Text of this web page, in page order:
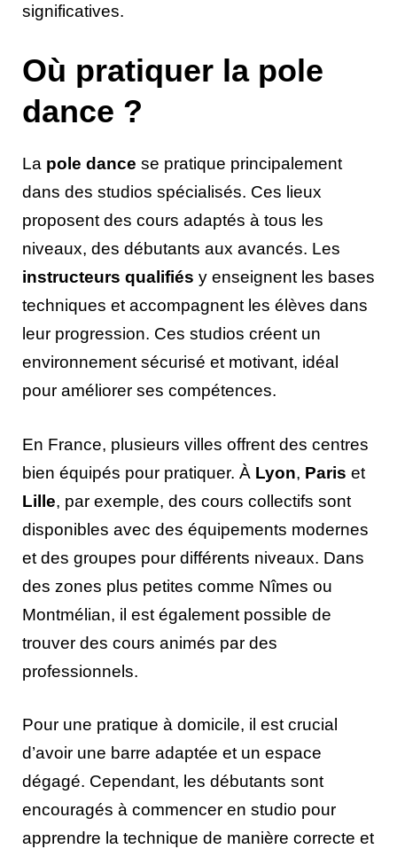
significatives.
Où pratiquer la pole
dance ?
La pole dance se pratique principalement
dans des studios spécialisés. Ces lieux
proposent des cours adaptés à tous les
niveaux, des débutants aux avancés. Les
instructeurs qualifiés y enseignent les bases
techniques et accompagnent les élèves dans
leur progression. Ces studios créent un
environnement sécurisé et motivant, idéal
pour améliorer ses compétences.
En France, plusieurs villes offrent des centres
bien équipés pour pratiquer. À Lyon, Paris et
Lille, par exemple, des cours collectifs sont
disponibles avec des équipements modernes
et des groupes pour différents niveaux. Dans
des zones plus petites comme Nîmes ou
Montmélian, il est également possible de
trouver des cours animés par des
professionnels.
Pour une pratique à domicile, il est crucial
d’avoir une barre adaptée et un espace
dégagé. Cependant, les débutants sont
encouragés à commencer en studio pour
apprendre la technique de manière correcte et